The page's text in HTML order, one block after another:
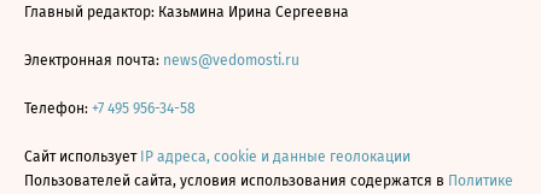
Главный редактор: Казьмина Ирина Сергеевна
Электронная почта: news@vedomosti.ru
Телефон: +7 495 956-34-58
Сайт использует IP адреса, cookie и данные геолокации
Пользователей сайта, условия использования содержатся в Политике